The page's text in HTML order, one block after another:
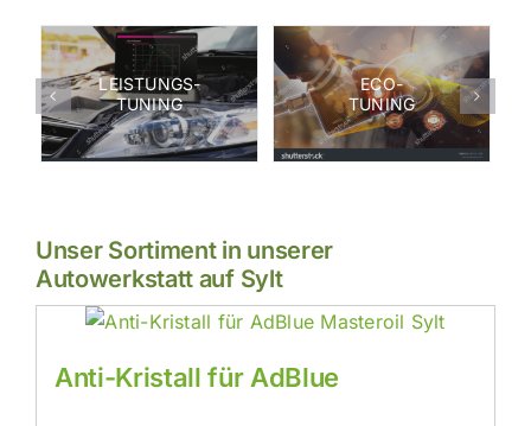
LEISTUNGS-
TUNING
ECO-
TUNING
Unser Sortiment in unserer
Autowerkstatt auf Sylt
Anti-Kristall für AdBlue